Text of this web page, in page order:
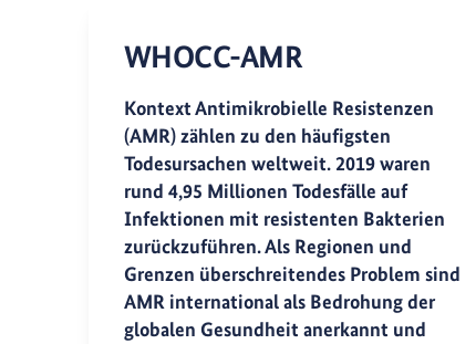
WHOCC-AMR
Kontext Antimikrobielle Resistenzen
(AMR) zählen zu den häufigsten
Todesursachen weltweit. 2019 waren
rund 4,95 Millionen Todesfälle auf
Infektionen mit resistenten Bakterien
zurückzuführen. Als Regionen und
Grenzen überschreitendes Problem sind
AMR international als Bedrohung der
globalen Gesundheit anerkannt und